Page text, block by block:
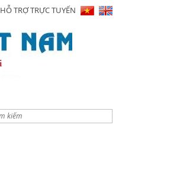
HỖ TRỢ TRỰC TUYẾN